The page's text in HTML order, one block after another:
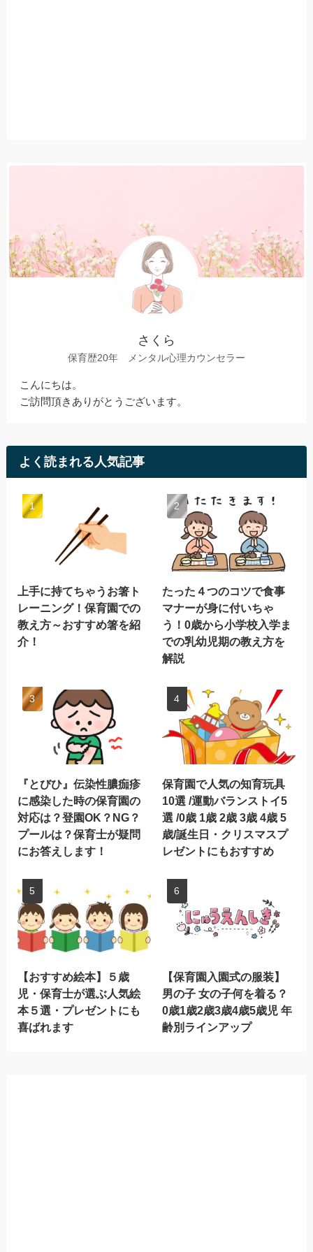
さくら
保育歴20年 メンタル心理カウンセラー
こんにちは。
ご訪問頂きありがとうございます。
よく読まれる人気記事
上手に持てちゃうお箸ト
レーニング！保育園での
教え方～おすすめ箸を紹
介！
たった４つのコツで食事
マナーが身に付いちゃ
う！0歳から小学校入学ま
での乳幼児期の教え方を
解説
『とびひ』伝染性膿痂疹
に感染した時の保育園の
対応は？登園OK？NG？
プールは？保育士が疑問
にお答えします！
保育園で人気の知育玩具
10選 /運動バランストイ5
選 /0歳 1歳 2歳 3歳 4歳 5
歳/誕生日・クリスマスプ
レゼントにもおすすめ
【おすすめ絵本】５歳
児・保育士が選ぶ人気絵
本５選・プレゼントにも
喜ばれます
【保育園入園式の服装】
男の子 女の子何を着る？
0歳1歳2歳3歳4歳5歳児 年
齢別ラインアップ